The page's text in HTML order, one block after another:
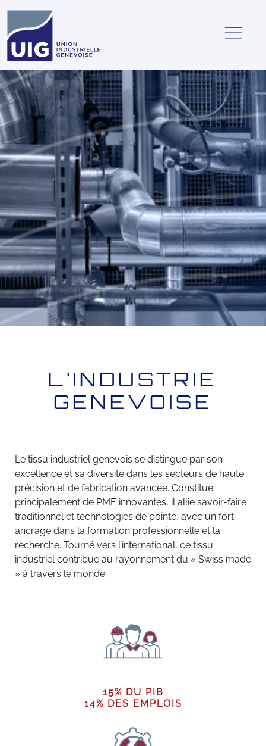
L’INDUSTRIE
GENEVOISE
Le tissu industriel genevois se distingue par son
excellence et sa diversité dans les secteurs de haute
précision et de fabrication avancée. Constitué
principalement de PME innovantes, il allie savoir-faire
traditionnel et technologies de pointe, avec un fort
ancrage dans la formation professionnelle et la
recherche. Tourné vers l’international, ce tissu
industriel contribue au rayonnement du « Swiss made
» à travers le monde.
15% DU PIB
14% DES EMPLOIS